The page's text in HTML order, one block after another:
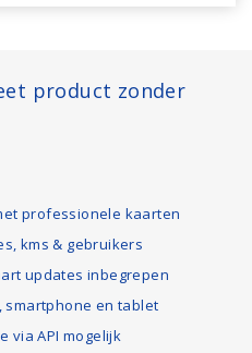
product zonder
professionele kaarten
kms & gebruikers
updates inbegrepen
smartphone en tablet
via API mogelijk